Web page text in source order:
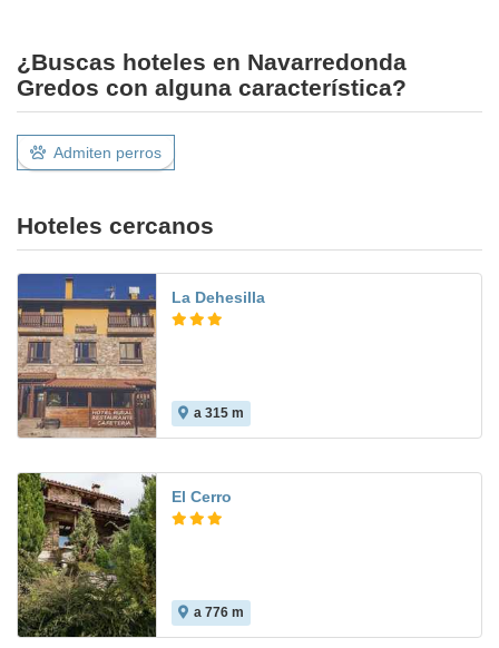
¿Buscas hoteles en Navarredonda
Gredos con alguna característica?
Admiten perros
Hoteles cercanos
La Dehesilla
a 315 m
El Cerro
a 776 m